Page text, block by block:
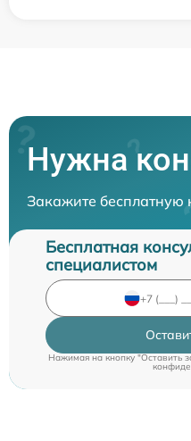
Нужна
Закажите бесплатную
Бесплатная
специалистом
Нажимая на кнопку "Оставить